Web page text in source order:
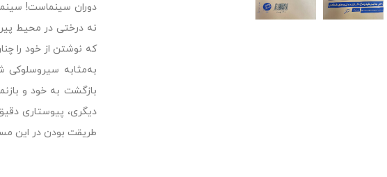
دوران سینماست!
نه درختی در محیط
که نوشتن از خود را
به‌مثابه‌ سیروسلوکی
بازگشت به خود و
دیگری، پیوستاری
طریقت بودن در این